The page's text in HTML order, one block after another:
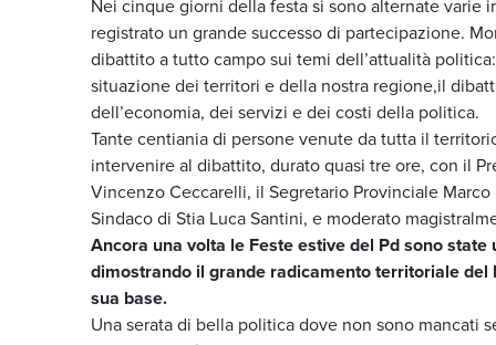
Nei cinque giorni della festa si sono alternate varie
registrato un grande successo di partecipazione.
dibattito a tutto campo sui temi dell’attualità
situazione dei territori e della nostra regione,il
dell’economia, dei servizi e dei costi della politica.
Tante centiania di persone venute da tutta il
intervenire al dibattito, durato quasi tre ore, con il
Vincenzo Ceccarelli, il Segretario Provinciale
Sindaco di Stia Luca Santini, e moderato
Ancora una volta le Feste estive del Pd sono
dimostrando il grande radicamento territoriale
sua base.
Una serata di bella politica dove non sono